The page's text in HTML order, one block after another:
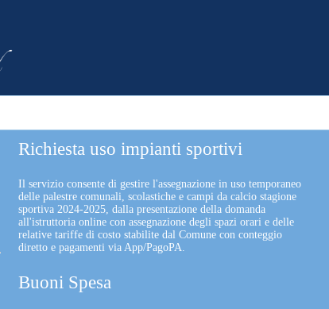
Richiesta uso impianti sportivi
Il servizio consente di gestire l'assegnazione in uso temporaneo
delle palestre comunali, scolastiche e campi da calcio stagione
sportiva 2024-2025, dalla presentazione della domanda
all'istruttoria online con assegnazione degli spazi orari e delle
relative tariffe di costo stabilite dal Comune con conteggio
diretto e pagamenti via App/PagoPA.
Buoni Spesa